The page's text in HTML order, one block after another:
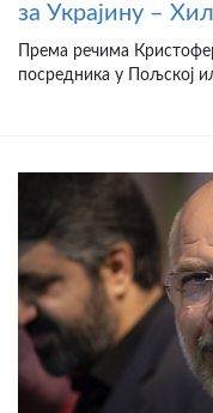
за Украјину – Хил
Према речима
посредника у Пољској